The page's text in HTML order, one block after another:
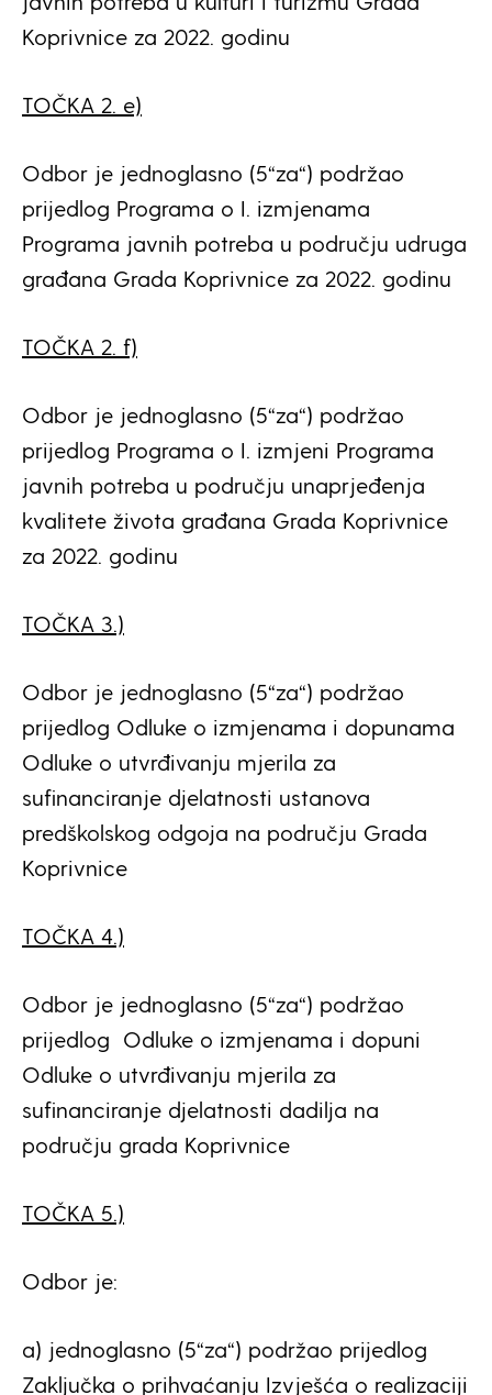
Koprivnice za 2022. godinu
TOČKA 2. e)
Odbor je jednoglasno (5“za“) podržao
prijedlog Programa o I. izmjenama
Programa javnih potreba u području udruga
građana Grada Koprivnice za 2022. godinu
TOČKA 2. f)
Odbor je jednoglasno (5“za“) podržao
prijedlog Programa o I. izmjeni Programa
javnih potreba u području unaprjeđenja
kvalitete života građana Grada Koprivnice
za 2022. godinu
TOČKA 3.)
Odbor je jednoglasno (5“za“) podržao
prijedlog Odluke o izmjenama i dopunama
Odluke o utvrđivanju mjerila za
sufinanciranje djelatnosti ustanova
predškolskog odgoja na području Grada
Koprivnice
TOČKA 4.)
Odbor je jednoglasno (5“za“) podržao
prijedlog Odluke o izmjenama i dopuni
Odluke o utvrđivanju mjerila za
sufinanciranje djelatnosti dadilja na
području grada Koprivnice
TOČKA 5.)
Odbor je:
a) jednoglasno (5“za“) podržao prijedlog
Zaključka o prihvaćanju Izvješća o realizaciji